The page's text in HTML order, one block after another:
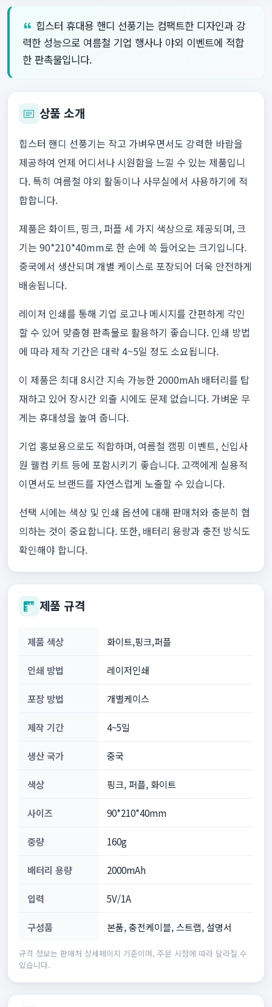
힙스터 휴대용 핸디 선풍기는 컴팩트한 디자인과 강
력한 성능으로 여름철 기업 행사나 야외 이벤트에 적합
한 판촉물입니다.
상품 소개
힙스터 핸디 선풍기는 작고 가벼우면서도 강력한 바람을
제공하여 언제 어디서나 시원함을 느낄 수 있는 제품입니
다. 특히 여름철 야외 활동이나 사무실에서 사용하기에 적
합합니다.
제품은 화이트, 핑크, 퍼플 세 가지 색상으로 제공되며, 크
기는 90*210*40mm로 한 손에 쏙 들어오는 크기입니다.
중국에서 생산되며 개별 케이스로 포장되어 더욱 안전하게
배송됩니다.
레이저 인쇄를 통해 기업 로고나 메시지를 간편하게 각인
할 수 있어 맞춤형 판촉물로 활용하기 좋습니다. 인쇄 방법
에 따라 제작 기간은 대략 4~5일 정도 소요됩니다.
이 제품은 최대 8시간 지속 가능한 2000mAh 배터리를 탑
재하고 있어 장시간 외출 시에도 문제 없습니다. 가벼운 무
게는 휴대성을 높여 줍니다.
기업 홍보용으로도 적합하며, 여름철 캠핑 이벤트, 신입사
원 웰컴 키트 등에 포함시키기 좋습니다. 고객에게 실용적
이면서도 브랜드를 자연스럽게 노출할 수 있습니다.
선택 시에는 색상 및 인쇄 옵션에 대해 판매처와 충분히 협
의하는 것이 중요합니다. 또한, 배터리 용량과 충전 방식도
확인해야 합니다.
제품 규격
제품 색상 화이트,핑크,퍼플
인쇄 방법 레이저인쇄
포장 방법 개별케이스
제작 기간 4~5일
생산 국가 중국
색상 핑크, 퍼플, 화이트
사이즈 90*210*40mm
중량 160g
배터리 용량 2000mAh
입력 5V/1A
구성품 본품, 충전케이블, 스트랩, 설명서
규격 정보는 판매처 상세페이지 기준이며, 주문 시점에 따라 달라질 수
있습니다.